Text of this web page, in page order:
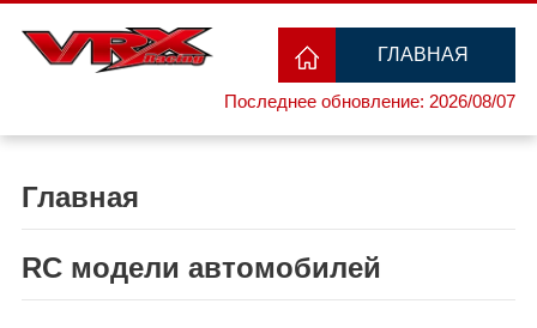
ГЛАВНАЯ
СТРАНИЦА
Последнее обновление: 2026/08/07
Главная
RC модели автомобилей